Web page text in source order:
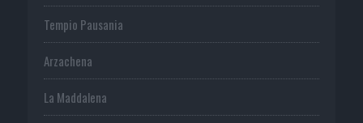
Tempio Pausania
Arzachena
La Maddalena